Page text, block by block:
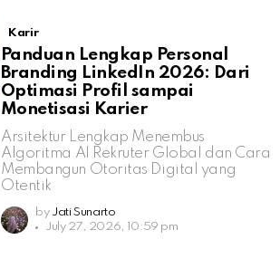
Karir
Panduan Lengkap Personal
Branding LinkedIn 2026: Dari
Optimasi Profil sampai
Monetisasi Karier
Arsitektur Lengkap Menembus
Algoritma AI Rekruter Global dan Cara
Membangun Otoritas Digital yang
Otentik
by Jati Sunarto
July 27, 2026, 10:59 pm